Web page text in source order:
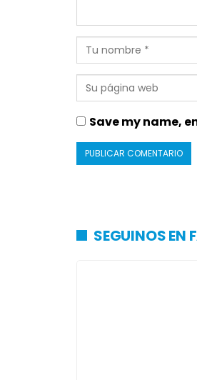
Save my name,
SEGUINOS EN